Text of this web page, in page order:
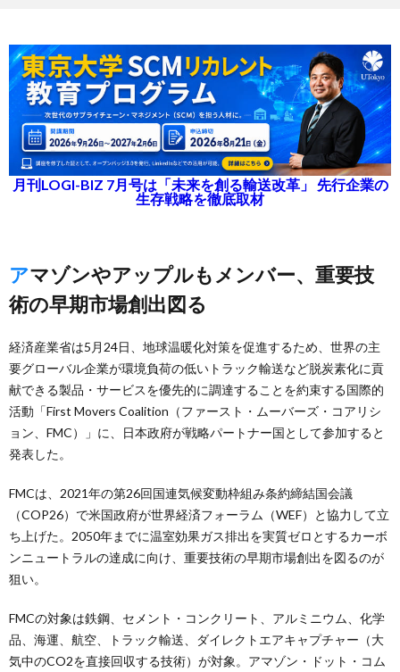
月刊LOGI-BIZ 7月号は「未来を創る輸送改革」 先行企業の
生存戦略を徹底取材
アマゾンやアップルもメンバー、重要技
術の早期市場創出図る
経済産業省は5月24日、地球温暖化対策を促進するため、世界の主
要グローバル企業が環境負荷の低いトラック輸送など脱炭素化に貢
献できる製品・サービスを優先的に調達することを約束する国際的
活動「First Movers Coalition（ファースト・ムーバーズ・コアリシ
ョン、FMC）」に、日本政府が戦略パートナー国として参加すると
発表した。
FMCは、2021年の第26回国連気候変動枠組み条約締結国会議
（COP26）で米国政府が世界経済フォーラム（WEF）と協力して立
ち上げた。2050年までに温室効果ガス排出を実質ゼロとするカーボ
ンニュートラルの達成に向け、重要技術の早期市場創出を図るのが
狙い。
FMCの対象は鉄鋼、セメント・コンクリート、アルミニウム、化学
品、海運、航空、トラック輸送、ダイレクトエアキャプチャー（大
気中のCO2を直接回収する技術）が対象。アマゾン・ドット・コム